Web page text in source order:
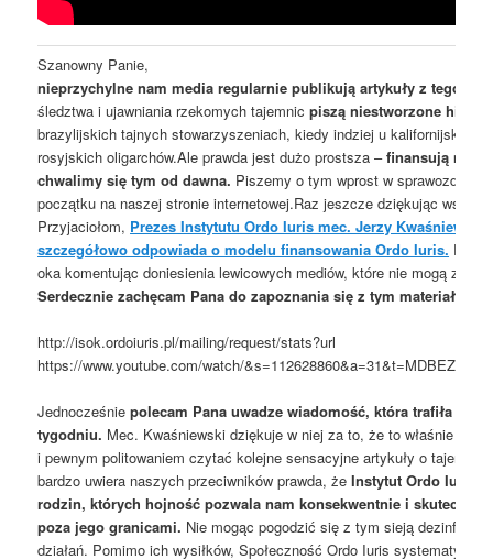
Szanowny Panie,
nieprzychylne nam media regularnie publikują artykuły z tego
śledztwa i ujawniania rzekomych tajemnicpiszą niestworzone
brazylijskich tajnych stowarzyszeniach, kiedy indziej u kalifornijskich
rosyjskich oligarchów.Ale prawda jest dużo prostsza –finansują nas
chwalimy się tym od dawna. Piszemy o tym wprost w
początku na naszej stronie internetowej.Raz jeszcze dziękując
Przyjaciołom, Prezes Instytutu Ordo Iuris mec. Jerzy
szczegółowo odpowiada o modelu finansowania Ordo Iuris.
oka komentując doniesienia lewicowych mediów, które nie mogą
Serdecznie zachęcam Pana do zapoznania się z tym materiałem.
http://isok.ordoiuris.pl/mailing/request/stats?url
https://www.youtube.com/watch/
Jednocześniepolecam Pana uwadze wiadomość, która trafiła na
tygodniu. Mec. Kwaśniewski dziękuje w niej za to, że to właśnie
i pewnym politowaniem czytać kolejne sensacyjne artykuły o
bardzo uwiera naszych przeciwników prawda, żeInstytut Ordo Iuris
rodzin, których hojność pozwala nam konsekwentnie i
poza jego granicami. Nie mogąc pogodzić się z tym sieją
działań. Pomimo ich wysiłków, Społeczność Ordo Iuris